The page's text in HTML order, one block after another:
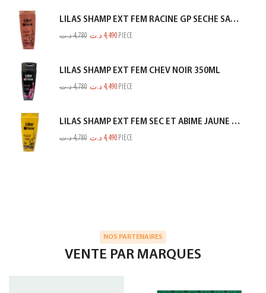
LILAS SHAMP EXT FEM RACINE GP SECHE SAUMON 350ML
4,780د.ت 4,490 د.ت PIECE
LILAS SHAMP EXT FEM CHEV NOIR 350ML
4,780د.ت 4,490 د.ت PIECE
LILAS SHAMP EXT FEM SEC ET ABIME JAUNE 350ML
4,780د.ت 4,490 د.ت PIECE
NOS PARTENAIRES
VENTE PAR MARQUES